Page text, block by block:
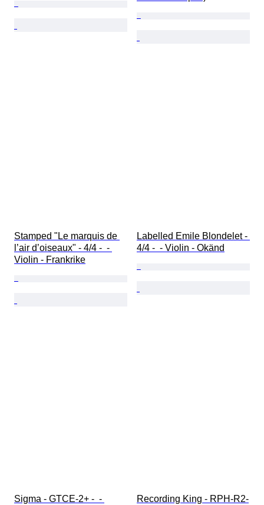
Stamped "Le marquis de
l’air d’oiseaux" - 4/4 -  -
Violin - Frankrike
Labelled Emile Blondelet -
4/4 -  - Violin - Okänd
Sigma - GTCE-2+ -  -
Recording King - RPH-R2-